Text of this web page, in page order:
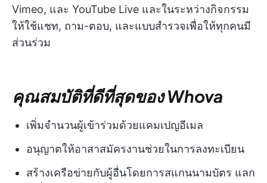
Vimeo, และ YouTube Live และในระหว่างกิจกรรม
ให้ใช้แชท, ถาม-ตอบ, และแบบสำรวจเพื่อให้ทุกคนมี
ส่วนร่วม
คุณสมบัติที่ดีที่สุดของ Whova
เพิ่มจำนวนผู้เข้าร่วมด้วยแคมเปญอีเมล
อนุญาตให้อาสาสมัครงานช่วยในการลงทะเบียน
สร้างเครือข่ายกับผู้อื่นโดยการสแกนนามบัตร แลก